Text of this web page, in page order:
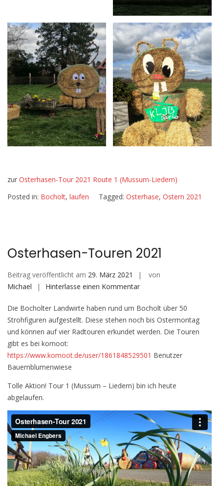
zur Osterhasen-Tour 2021 Route 1 (Mussum-Liedern)
Posted in: Bocholt, laufen Tagged: Osterhase, Ostern 2021
Osterhasen-Touren 2021
Beitrag veröffentlicht am 29. März 2021
von
Michael
Hinterlasse einen Kommentarauf
Touren
2021
Die Bocholter Landwirte haben rund um Bocholt über 50
Strohfiguren aufgestellt. Diese stehen noch bis Ostermontag
und können auf vier Radtouren erkundet werden. Die Touren
gibt es bei komoot:
https://www.komoot.de/user/1861848529501 Benutzer
Bauernblumenwiese
Tolle Aktion! Tour 1 (Mussum – Liedern) bin ich heute
abgelaufen.